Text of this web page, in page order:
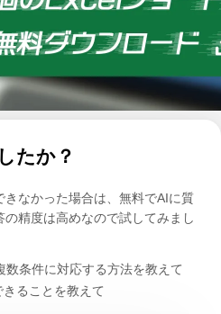
たか？
なかった場合は、無料でAIに質
精度は高めなので試してみまし
数条件に対応する方法を教えて
ることを教えて